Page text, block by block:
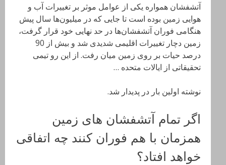
آتشفشان همواره یکی از عوامل موثر بر تغییرات آب و
هوایی زمین بوده‌ است تا جایی که در میلیون‌ها سال پیش
هنگامی فوران آتشفشان‌ها در حد نهایی خود قرار گرفت،
زمین دچار تغییرات اقلیمی شدیدی شد و بیش از 90
درصد حیات بر روی زمین میان رفت. از این رو تیمی
تحقیقاتی از ایالات متحده …
نوشته اولین بار در پدیدار شد.
اگر تمام آتشفشان های زمین
همزمان با هم فوران کنند چه اتفاقی
خواهد افتاد؟